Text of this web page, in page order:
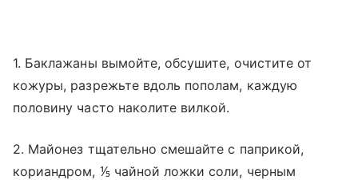
1. Баклажаны вымойте, обсушите, очистите от
кожуры, разрежьте вдоль пополам, каждую
половину часто наколите вилкой.
2. Майонез тщательно смешайте с паприкой,
кориандром, ⅕ чайной ложки соли, черным